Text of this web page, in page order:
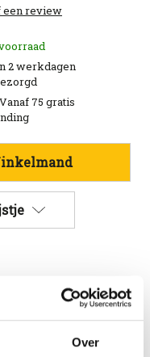
Over
een review
2 werkdagen
75 gratis